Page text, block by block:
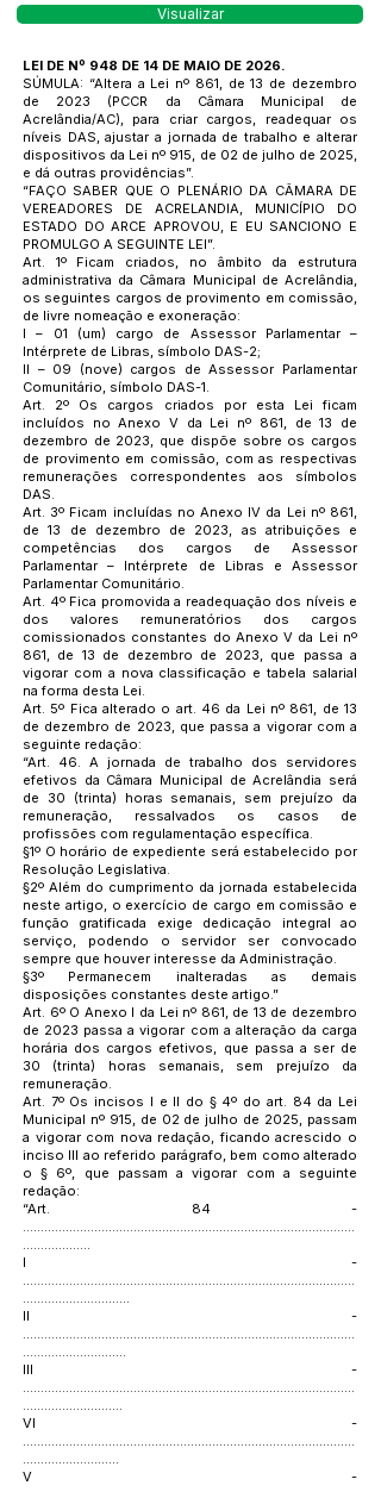
Visualizar
LEI DE Nº 948 DE 14 DE MAIO DE 2026.
SÚMULA: “Altera a Lei nº 861, de 13 de dezembro
de 2023 (PCCR da Câmara Municipal de
Acrelândia/AC), para criar cargos, readequar os
níveis DAS, ajustar a jornada de trabalho e alterar
dispositivos da Lei nº 915, de 02 de julho de 2025,
e dá outras providências”.
“FAÇO SABER QUE O PLENÁRIO DA CÂMARA DE
VEREADORES DE ACRELANDIA, MUNICÍPIO DO
ESTADO DO ARCE APROVOU, E EU SANCIONO E
PROMULGO A SEGUINTE LEI”.
Art. 1º Ficam criados, no âmbito da estrutura
administrativa da Câmara Municipal de Acrelândia,
os seguintes cargos de provimento em comissão,
de livre nomeação e exoneração:
I – 01 (um) cargo de Assessor Parlamentar –
Intérprete de Libras, símbolo DAS-2;
II – 09 (nove) cargos de Assessor Parlamentar
Comunitário, símbolo DAS-1.
Art. 2º Os cargos criados por esta Lei ficam
incluídos no Anexo V da Lei nº 861, de 13 de
dezembro de 2023, que dispõe sobre os cargos
de provimento em comissão, com as respectivas
remunerações correspondentes aos símbolos
DAS.
Art. 3º Ficam incluídas no Anexo IV da Lei nº 861,
de 13 de dezembro de 2023, as atribuições e
competências dos cargos de Assessor
Parlamentar – Intérprete de Libras e Assessor
Parlamentar Comunitário.
Art. 4º Fica promovida a readequação dos níveis e
dos valores remuneratórios dos cargos
comissionados constantes do Anexo V da Lei nº
861, de 13 de dezembro de 2023, que passa a
vigorar com a nova classificação e tabela salarial
na forma desta Lei.
Art. 5º Fica alterado o art. 46 da Lei nº 861, de 13
de dezembro de 2023, que passa a vigorar com a
seguinte redação:
“Art. 46. A jornada de trabalho dos servidores
efetivos da Câmara Municipal de Acrelândia será
de 30 (trinta) horas semanais, sem prejuízo da
remuneração, ressalvados os casos de
profissões com regulamentação específica.
§1º O horário de expediente será estabelecido por
Resolução Legislativa.
§2º Além do cumprimento da jornada estabelecida
neste artigo, o exercício de cargo em comissão e
função gratificada exige dedicação integral ao
serviço, podendo o servidor ser convocado
sempre que houver interesse da Administração.
§3º Permanecem inalteradas as demais
disposições constantes deste artigo.”
Art. 6º O Anexo I da Lei nº 861, de 13 de dezembro
de 2023 passa a vigorar com a alteração da carga
horária dos cargos efetivos, que passa a ser de
30 (trinta) horas semanais, sem prejuízo da
remuneração.
Art. 7º Os incisos I e II do § 4º do art. 84 da Lei
Municipal nº 915, de 02 de julho de 2025, passam
a vigorar com nova redação, ficando acrescido o
inciso III ao referido parágrafo, bem como alterado
o § 6º, que passam a vigorar com a seguinte
redação:
“Art. 84 -
.............................................................................................
...................
I -
.............................................................................................
..............................
II -
.............................................................................................
.............................
III -
.............................................................................................
............................
VI -
.............................................................................................
...........................
V -
.............................................................................................